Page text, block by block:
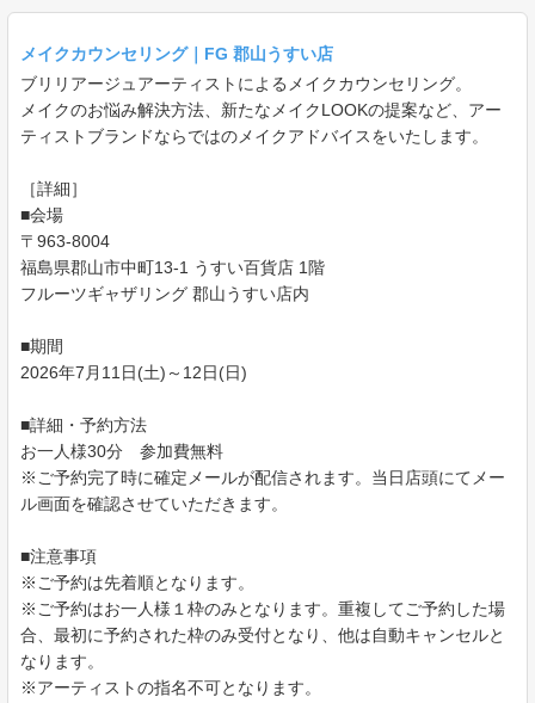
メイクカウンセリング｜FG 郡山うすい店
ブリリアージュアーティストによるメイクカウンセリング。
メイクのお悩み解決方法、新たなメイクLOOKの提案など、アー
ティストブランドならではのメイクアドバイスをいたします。
［詳細］
■会場
〒963-8004
福島県郡山市中町13-1 うすい百貨店 1階
フルーツギャザリング 郡山うすい店内
■期間
2026年7月11日(土)～12日(日)
■詳細・予約方法
お一人様30分 参加費無料
※ご予約完了時に確定メールが配信されます。当日店頭にてメー
ル画面を確認させていただきます。
■注意事項
※ご予約は先着順となります。
※ご予約はお一人様１枠のみとなります。重複してご予約した場
合、最初に予約された枠のみ受付となり、他は自動キャンセルと
なります。
※アーティストの指名不可となります。